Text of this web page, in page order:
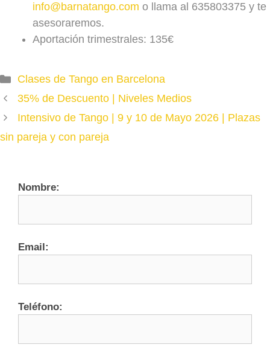
info@barnatango.com o llama al 635803375 y te
asesoraremos.
Aportación trimestrales: 135€
Categories
Clases de Tango en Barcelona
35% de Descuento | Niveles Medios
Intensivo de Tango | 9 y 10 de Mayo 2026 | Plazas
sin pareja y con pareja
Nombre:
Email:
Teléfono: